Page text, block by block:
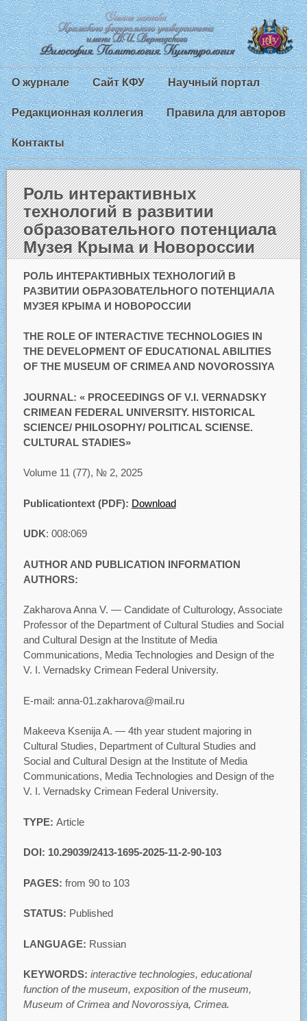
О журнале Сайт КФУ Научный портал
Редакционная коллегия Правила для авторов
Контакты
Роль интерактивных
технологий в развитии
образовательного потенциала
Музея Крыма и Новороссии
РОЛЬ ИНТЕРАКТИВНЫХ ТЕХНОЛОГИЙ В
РАЗВИТИИ ОБРАЗОВАТЕЛЬНОГО ПОТЕНЦИАЛА
МУЗЕЯ КРЫМА И НОВОРОССИИ
THE ROLE OF INTERACTIVE TECHNOLOGIES IN
THE DEVELOPMENT OF EDUCATIONAL ABILITIES
OF THE MUSEUM OF CRIMEA AND NOVOROSSIYA
JOURNAL: « PROCEEDINGS OF V.I. VERNADSKY
CRIMEAN FEDERAL UNIVERSITY. HISTORICAL
SCIENCE/ PHILOSOPHY/ POLITICAL SCIENSE.
CULTURAL STADIES»
Volume 11 (77), № 2, 2025
Publicationtext (PDF): Download
UDK: 008:069
AUTHOR AND PUBLICATION INFORMATION
AUTHORS:
Zakharova Anna V. — Candidate of Culturology, Associate
Professor of the Department of Cultural Studies and Social
and Cultural Design at the Institute of Media
Communications, Media Technologies and Design of the
V. I. Vernadsky Crimean Federal University.
E-mail: anna-01.zakharova@mail.ru
Makeeva Ksenija A. — 4th year student majoring in
Cultural Studies, Department of Cultural Studies and
Social and Cultural Design at the Institute of Media
Communications, Media Technologies and Design of the
V. I. Vernadsky Crimean Federal University.
TYPE: Article
DOI: 10.29039/2413-1695-2025-11-2-90-103
PAGES: from 90 to 103
STATUS: Published
LANGUAGE: Russian
KEYWORDS: interactive technologies, educational
function of the museum, exposition of the museum,
Museum of Crimea and Novorossiya, Crimea.